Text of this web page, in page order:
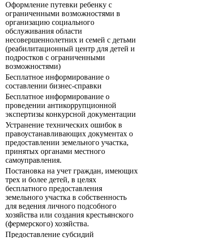
Оформление путевки ребенку с
ограниченными возможностями в
организацию социального
обслуживания области
несовершеннолетних и семей с детьми
(реабилитационный центр для детей и
подростков с ограниченными
возможностями)
Бесплатное информирование о
составлении бизнес-справки
Бесплатное информирование о
проведении антикоррупционной
экспертизы конкурсной документации
Устранение технических ошибок в
правоустанавливающих документах о
предоставлении земельного участка,
принятых органами местного
самоуправления.
Постановка на учет граждан, имеющих
трех и более детей, в целях
бесплатного предоставления
земельного участка в собственность
для ведения личного подсобного
хозяйства или создания крестьянского
(фермерского) хозяйства.
Предоставление субсидий